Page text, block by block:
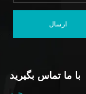
ارسال
با ما تماس بگیرید